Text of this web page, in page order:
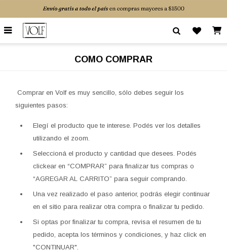

COMO COMPRAR
Comprar en Volf es muy sencillo, sólo debes seguir los
siguientes pasos:
Elegí el producto que te interese. Podés ver los detalles
utilizando el zoom.
Seleccioná el producto y cantidad que desees. Podés
clickear en “COMPRAR” para finalizar tus compras o
“AGREGAR AL CARRITO” para seguir comprando.
Una vez realizado el paso anterior, podrás elegir continuar
en el sitio para realizar otra compra o finalizar tu pedido.
Si optas por finalizar tu compra, revisa el resumen de tu
pedido, acepta los términos y condiciones, y haz click en
"CONTINUAR".